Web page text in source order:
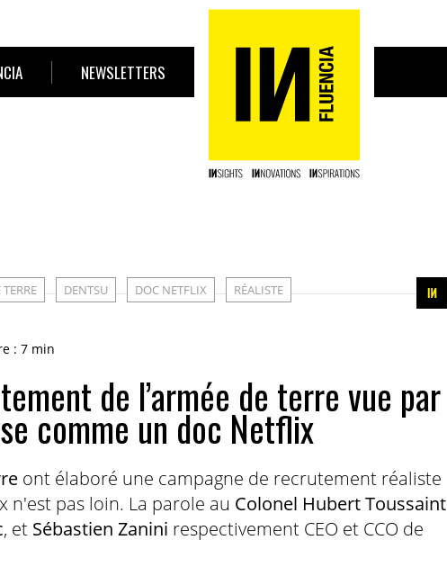
NEWSLETTERS
DENTSU DOC NETFLIX RÉALISTE
: 7 min
de l’armée de terre vue par
comme un doc Netflix
ont élaboré une campagne de recrutement réaliste
n'est pas loin. La parole au Colonel Hubert Toussaint
, etSébastien Zanini respectivement CEO et CCO de